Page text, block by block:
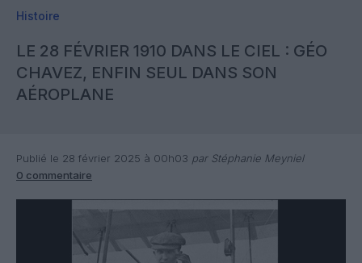
Histoire
LE 28 FÉVRIER 1910 DANS LE CIEL : GÉO
CHAVEZ, ENFIN SEUL DANS SON
AÉROPLANE
Publié le 28 février 2025 à 00h03 par Stéphanie Meyniel
0 commentaire